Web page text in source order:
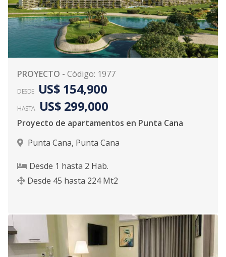
PROYECTO - Código: 1977
DESDE US$ 154,900
HASTA US$ 299,000
Proyecto de apartamentos en Punta Cana
Punta Cana, Punta Cana
Desde 1 hasta 2 Hab.
Desde 45 hasta 224 Mt2